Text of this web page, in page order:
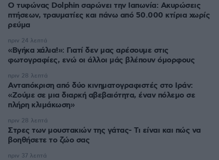
Ο τυφώνας Dolphin σαρώνει την Ιαπωνία: Ακυρώσεις
πτήσεων, τραυματίες και πάνω από 50.000 κτίρια χωρίς
ρεύμα
«Βγήκα χάλια!»: Γιατί δεν μας αρέσουμε στις
φωτογραφίες, ενώ οι άλλοι μάς βλέπουν όμορφους
πριν 24 λεπτά
Ανταπόκριση από δύο κινηματογραφιστές στο Ιράν:
«Ζούμε σε μια διαρκή αβεβαιότητα, έναν πόλεμο σε
πλήρη κλιμάκωση»
πριν 28 λεπτά
Στρες των μουστακιών της γάτας- Τι είναι και πώς να
βοηθήσετε το ζώο σας
πριν 28 λεπτά
πριν 37 λεπτά